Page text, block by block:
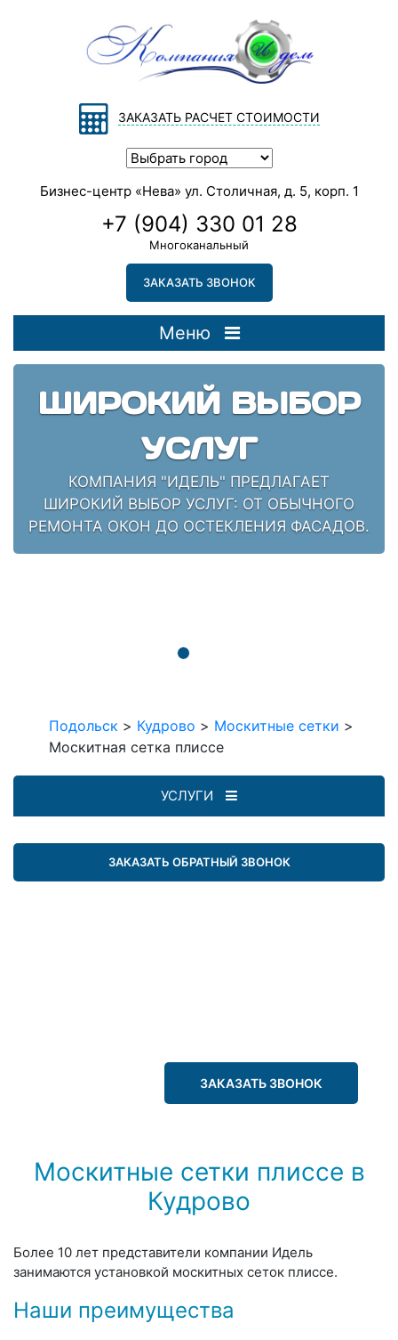
ЗАКАЗАТЬ РАСЧЕТ СТОИМОСТИ
Бизнес-центр «Нева» ул. Столичная, д. 5, корп. 1
+7 (904) 330 01 28
Многоканальный
ЗАКАЗАТЬ ЗВОНОК
Меню
ШИРОКИЙ ВЫБОР
УСЛУГ
КОМПАНИЯ "ИДЕЛЬ" ПРЕДЛАГАЕТ
ШИРОКИЙ ВЫБОР УСЛУГ: ОТ ОБЫЧНОГО
РЕМОНТА ОКОН ДО ОСТЕКЛЕНИЯ ФАСАДОВ.
Подольск > Кудрово > Москитные сетки >
Москитная сетка плиссе
УСЛУГИ
ЗАКАЗАТЬ ОБРАТНЫЙ ЗВОНОК
ЗАКАЗАТЬ ЗВОНОК
Москитные сетки плиссе в
Кудрово
Более 10 лет представители компании Идель
занимаются установкой москитных сеток плиссе.
Наши преимущества